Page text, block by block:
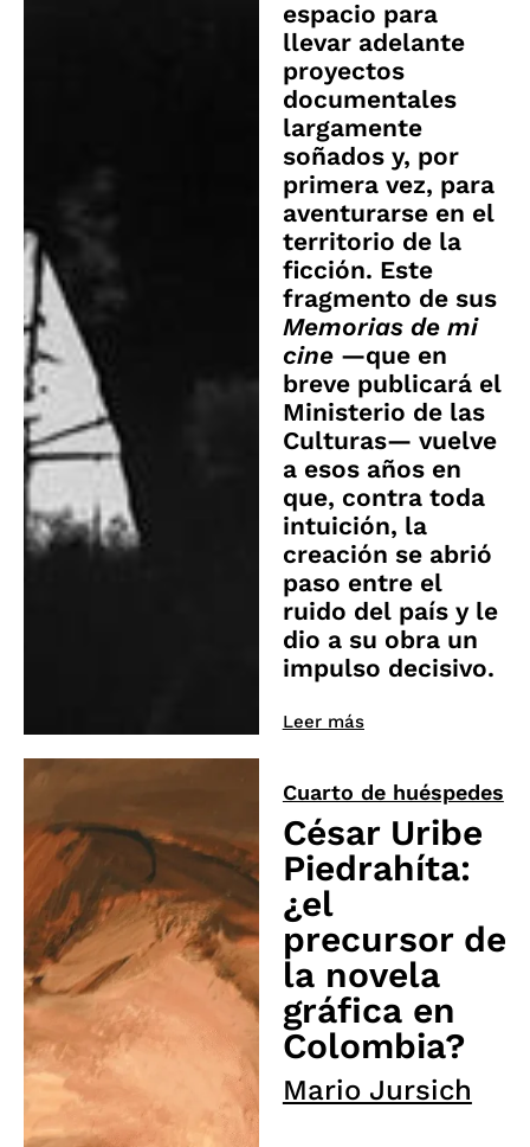
espacio para
llevar adelante
proyectos
documentales
largamente
soñados y, por
primera vez, para
aventurarse en el
territorio de la
ficción. Este
fragmento de sus
Memorias de mi
cine—que en
breve publicará el
Ministerio de las
Culturas— vuelve
a esos años en
que, contra toda
intuición, la
creación se abrió
paso entre el
ruido del país y le
dio a su obra un
impulso decisivo.
Leer más
Cuarto de huéspedes
César Uribe
Piedrahíta:
¿el
precursor de
la novela
gráfica en
Colombia?
Mario Jursich